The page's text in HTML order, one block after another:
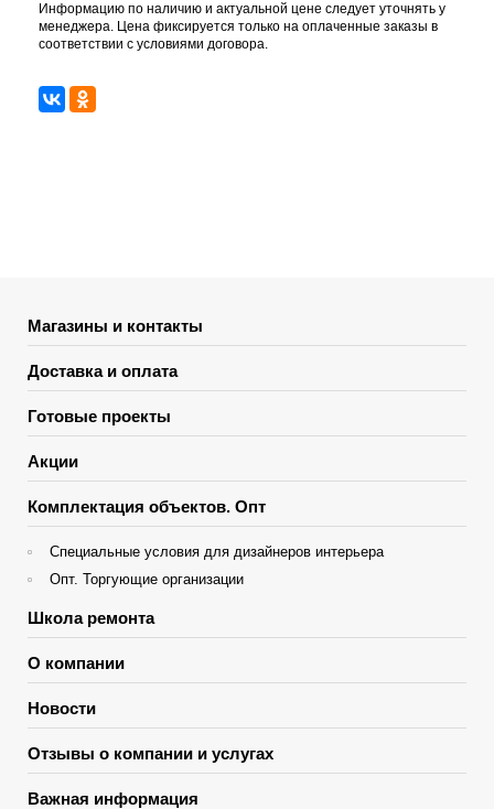
Информацию по наличию и актуальной цене следует уточнять у
менеджера. Цена фиксируется только на оплаченные заказы в
соответствии с условиями договора.
Магазины и контакты
Доставка и оплата
Готовые проекты
Акции
Комплектация объектов. Опт
Специальные условия для дизайнеров интерьера
Опт. Торгующие организации
Школа ремонта
О компании
Новости
Отзывы о компании и услугах
Важная информация